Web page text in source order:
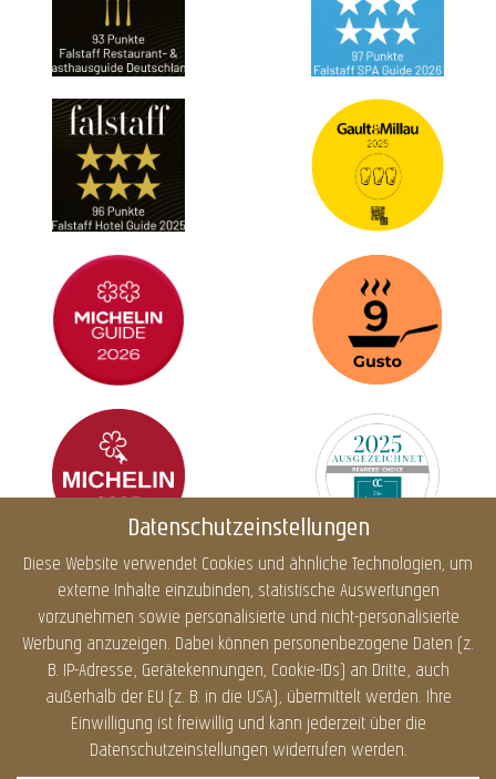
Datenschutzeinstellungen
Diese Website verwendet Cookies und ähnliche Technologien, um
externe Inhalte einzubinden, statistische Auswertungen
vorzunehmen sowie personalisierte und nicht-personalisierte
Werbung anzuzeigen. Dabei können personenbezogene Daten (z.
B. IP-Adresse, Gerätekennungen, Cookie-IDs) an Dritte, auch
außerhalb der EU (z. B. in die USA), übermittelt werden. Ihre
Einwilligung ist freiwillig und kann jederzeit über die
Datenschutzeinstellungen widerrufen werden.
Impressum Datenschutz Cookies
Barrierefreiheit
Sitemap
DATENSCHUTZ